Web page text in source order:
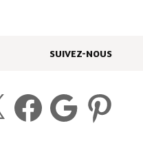
SUIVEZ-NOUS
Facebook Google Pinterest